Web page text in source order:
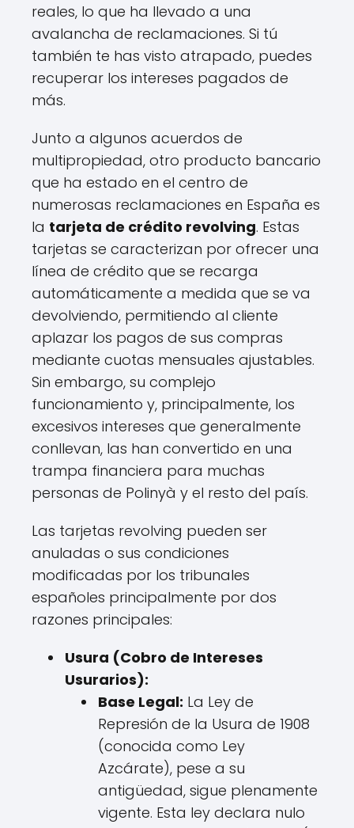
reales, lo que ha llevado a una
avalancha de reclamaciones. Si tú
también te has visto atrapado, puedes
recuperar los intereses pagados de
más.
Junto a algunos acuerdos de
multipropiedad, otro producto bancario
que ha estado en el centro de
numerosas reclamaciones en España es
la tarjeta de crédito revolving. Estas
tarjetas se caracterizan por ofrecer una
línea de crédito que se recarga
automáticamente a medida que se va
devolviendo, permitiendo al cliente
aplazar los pagos de sus compras
mediante cuotas mensuales ajustables.
Sin embargo, su complejo
funcionamiento y, principalmente, los
excesivos intereses que generalmente
conllevan, las han convertido en una
trampa financiera para muchas
personas de Polinyà y el resto del país.
Las tarjetas revolving pueden ser
anuladas o sus condiciones
modificadas por los tribunales
españoles principalmente por dos
razones principales:
Usura (Cobro de Intereses
Usurarios):
Base Legal: La Ley de
Represión de la Usura de 1908
(conocida como Ley
Azcárate), pese a su
antigüedad, sigue plenamente
vigente. Esta ley declara nulo